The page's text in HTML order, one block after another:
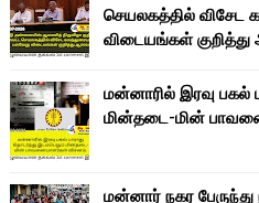
செயலகத்தில் விசேட
விடையங்கள் குறித்து
மன்னாரில் இரவு பகல்
மின்தடை-மின்
மன்னார் நகர